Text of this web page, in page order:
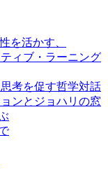
を活かす、
ィブ・ラーニング
考を促す哲学対話
ンとジョハリの窓